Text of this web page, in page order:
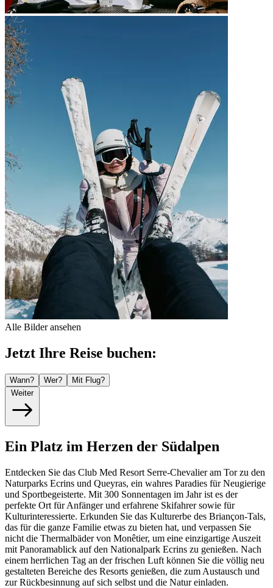
Alle Bilder ansehen
Jetzt Ihre Reise buchen:
Wann? Wer?
Mit Flug?
Weiter
Ein Platz im Herzen der Südalpen
Entdecken Sie das Club Med Resort Serre-Chevalier am Tor zu den
Naturparks Ecrins und Queyras, ein wahres Paradies für Neugierige
und Sportbegeisterte. Mit 300 Sonnentagen im Jahr ist es der
perfekte Ort für Anfänger und erfahrene Skifahrer sowie für
Kulturinteressierte. Erkunden Sie das Kulturerbe des Briançon-Tals,
das für die ganze Familie etwas zu bieten hat, und verpassen Sie
nicht die Thermalbäder von Monêtier, um eine einzigartige Auszeit
mit Panoramablick auf den Nationalpark Ecrins zu genießen. Nach
einem herrlichen Tag an der frischen Luft können Sie die völlig neu
gestalteten Bereiche des Resorts genießen, die zum Austausch und
zur Rückbesinnung auf sich selbst und die Natur einladen.